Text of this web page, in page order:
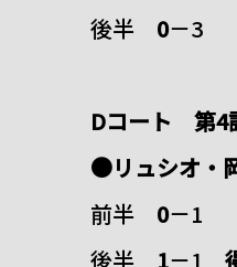
後半 0－3
Dコート 第
●リュシオ・
前半 0－1
後半 1－1